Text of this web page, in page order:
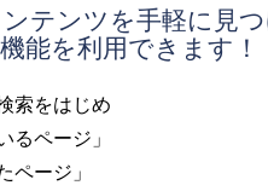
テンツを手軽に見つ
能を利用できます！
索をはじめ
ページ」
ページ」